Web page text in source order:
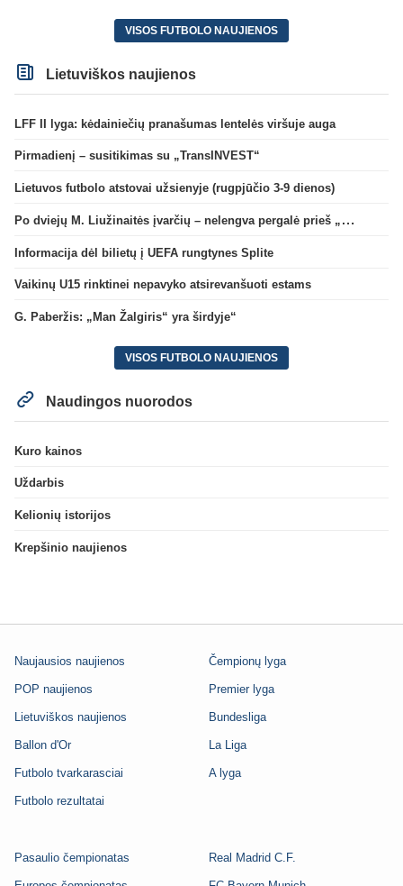
VISOS FUTBOLO NAUJIENOS
Lietuviškos naujienos
LFF II lyga: kėdainiečių pranašumas lentelės viršuje auga
Pirmadienį – susitikimas su „TransINVEST“
Lietuvos futbolo atstovai užsienyje (rugpjūčio 3-9 dienos)
Po dviejų M. Liužinaitės įvarčių – nelengva pergalė prieš „Bangą“
Informacija dėl bilietų į UEFA rungtynes Splite
Vaikinų U15 rinktinei nepavyko atsirevanšuoti estams
G. Paberžis: „Man Žalgiris“ yra širdyje“
VISOS FUTBOLO NAUJIENOS
Naudingos nuorodos
Kuro kainos
Uždarbis
Kelionių istorijos
Krepšinio naujienos
Naujausios naujienos
POP naujienos
Lietuviškos naujienos
Ballon d'Or
Futbolo tvarkarasciai
Futbolo rezultatai
Čempionų lyga
Premier lyga
Bundesliga
La Liga
A lyga
Pasaulio čempionatas Real Madrid C.F.